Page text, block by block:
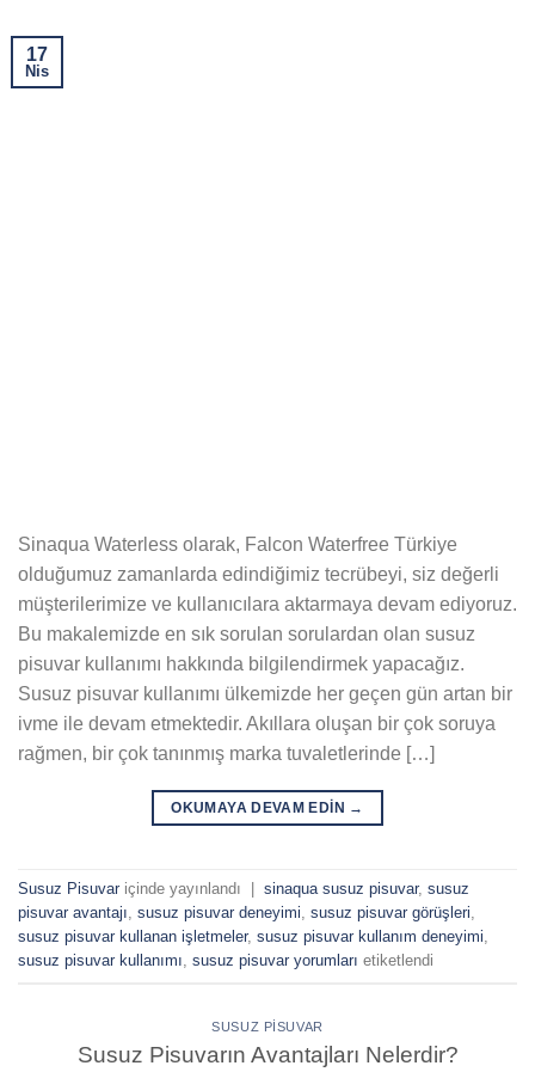
17
Nis
Sinaqua Waterless olarak, Falcon Waterfree Türkiye
olduğumuz zamanlarda edindiğimiz tecrübeyi, siz değerli
müşterilerimize ve kullanıcılara aktarmaya devam ediyoruz.
Bu makalemizde en sık sorulan sorulardan olan susuz
pisuvar kullanımı hakkında bilgilendirmek yapacağız.
Susuz pisuvar kullanımı ülkemizde her geçen gün artan bir
ivme ile devam etmektedir. Akıllara oluşan bir çok soruya
rağmen, bir çok tanınmış marka tuvaletlerinde […]
OKUMAYA DEVAM EDIN →
Susuz Pisuvar içinde yayınlandı sinaqua susuz pisuvar, susuz
pisuvar avantajı, susuz pisuvar deneyimi, susuz pisuvar görüşleri,
susuz pisuvar kullanan işletmeler, susuz pisuvar kullanım deneyimi,
susuz pisuvar kullanımı, susuz pisuvar yorumları etiketlendi
SUSUZ PISUVAR
Susuz Pisuvarın Avantajları Nelerdir?